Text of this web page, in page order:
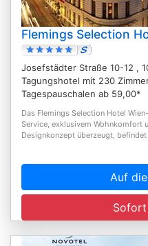
Flemings Selection
Josefstädter Straße 10-12 ,
Tagungshotel mit 230
Tagespauschalen ab 59,00*
Das Flemings Selection Hotel
Service, exklusivem Wohnkomfort
Designkonzept überzeugt,
Auf